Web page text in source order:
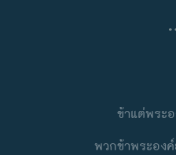
ข้าแต่พระ
พวกข้าพระอง